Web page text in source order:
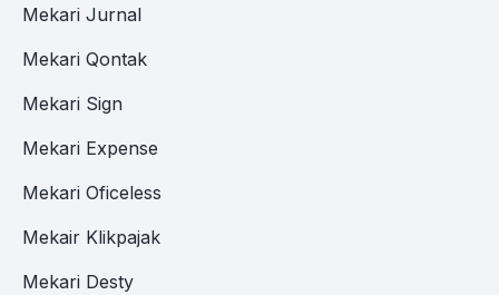
Mekari Jurnal
Mekari Qontak
Mekari Sign
Mekari Expense
Mekari Oficeless
Mekair Klikpajak
Mekari Desty